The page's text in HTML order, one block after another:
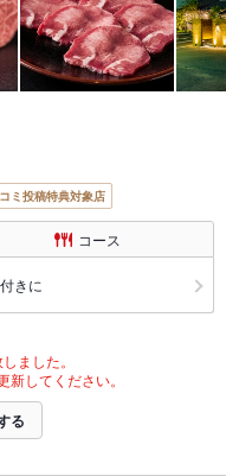
ミ投稿特典対象店
コース
きに
ました。
してください。
る